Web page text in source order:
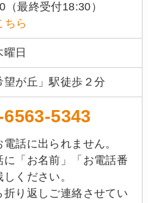
最終受付18:30）
ちら
曜日
望が丘」駅徒歩２分
6563-5343
話に出られません。
に「お名前」「お電話番
ください。
折り返しご連絡させてい